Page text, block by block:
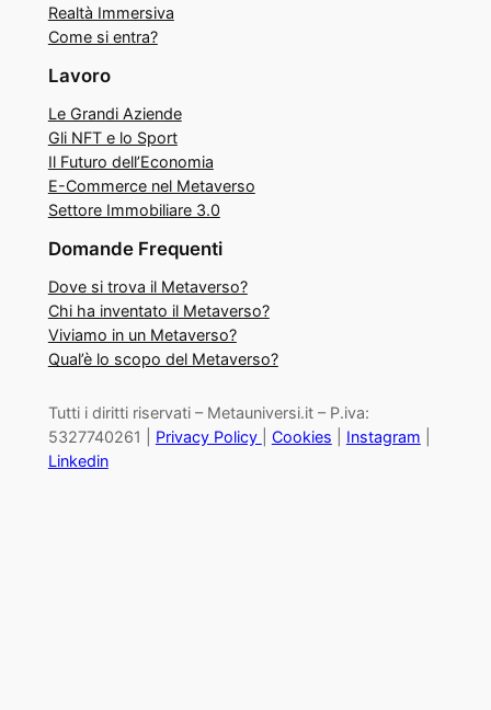
Realtà Immersiva
Come si entra?
Lavoro
Le Grandi Aziende
Gli NFT e lo Sport
Il Futuro dell’Economia
E-Commerce nel Metaverso
Settore Immobiliare 3.0
Domande Frequenti
Dove si trova il Metaverso?
Chi ha inventato il Metaverso?
Viviamo in un Metaverso?
Qual’è lo scopo del Metaverso?
Tutti i diritti riservati – Metauniversi.it – P.iva:
5327740261 | Privacy Policy Cookies Instagram
Linkedin